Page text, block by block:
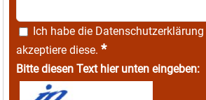
Ich habe die Datenschutzerklärung
akzeptiere diese. *
Bitte diesen Text hier unten eingeben: